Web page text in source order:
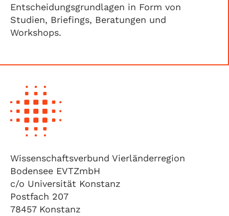
Entscheidungsgrundlagen in Form von
Studien, Briefings, Beratungen und
Workshops.
Wissenschaftsverbund Vierländerregion
Bodensee EVTZmbH
c/o Universität Konstanz
Postfach 207
78457 Konstanz